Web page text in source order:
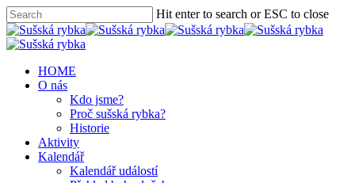
Hit enter to search or ESC to close
HOME
O nás
Kdo jsme?
Proč sušská rybka?
Historie
Aktivity
Kalendář
Kalendář událostí